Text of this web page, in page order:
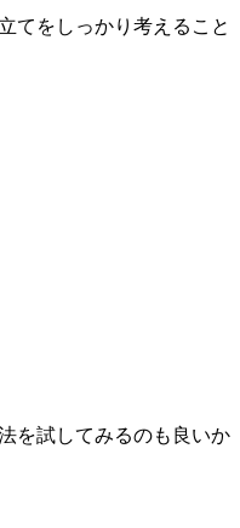
てをしっかり考えること
を試してみるのも良いか